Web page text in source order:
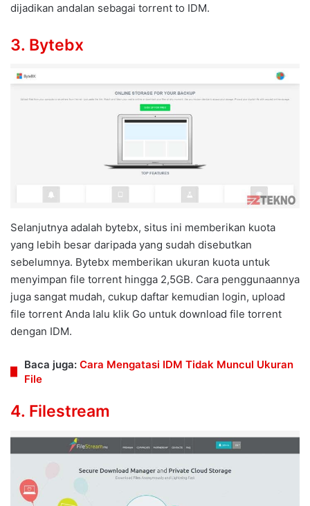
dijadikan andalan sebagai torrent to IDM.
3. Bytebx
Selanjutnya adalah bytebx, situs ini memberikan kuota
yang lebih besar daripada yang sudah disebutkan
sebelumnya. Bytebx memberikan ukuran kuota untuk
menyimpan file torrent hingga 2,5GB. Cara penggunaannya
juga sangat mudah, cukup daftar kemudian login, upload
file torrent Anda lalu klik Go untuk download file torrent
dengan IDM.
Baca juga: Cara Mengatasi IDM Tidak Muncul Ukuran
File
4. Filestream